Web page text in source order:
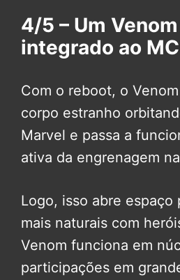
4/5 – Um
integrado ao
Com o reboot, o
corpo estranho
Marvel e passa a
ativa da engrenagem
Logo, isso abre espaço
mais naturais com
Venom funciona em
participações em